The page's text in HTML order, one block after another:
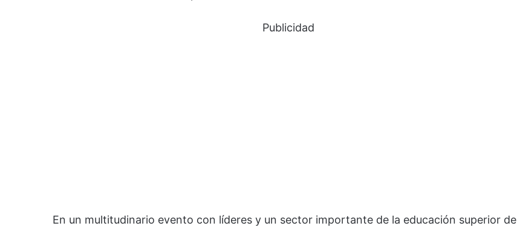
Publicidad
En un multitudinario evento con líderes y un sector importante de la educación superior de